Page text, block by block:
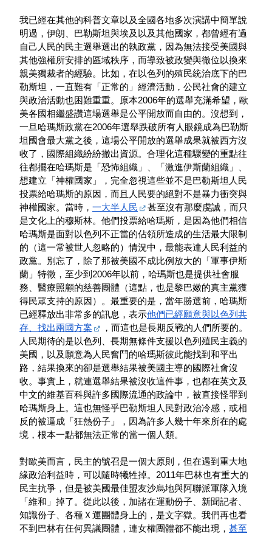
我已經在其他的科普文章以及全國各地多次演講中簡單說
明過，伊朗、巴勒斯坦與埃及以及其他國家，都曾經有過
自己人民的民主選舉選出的執政黨，因為無法接受美國與
其他強權所安排的區域秩序，而導致被政變與徹位以換來
親美獨裁者的經驗。比如，在以色列的殖民統治底下的巴
勒斯坦，一直難有「正常的」經濟活動，公民社會的建立
與政治活動也困難重重。原本2006年的選舉充滿希望，歐
美各國相繼盛讚這場選舉是公平開放而自由的。沒想到，
一旦哈瑪斯政黨在2006年選舉跌破所有人眼鏡成為巴勒斯
坦國會最大黨之後，這場公平開放的選舉成果就被西方沒
收了，國際組織紛紛撤出資源。合理化這種驟變的重點往
往都擺在哈瑪斯是「恐怖組織」、「激進伊斯蘭組織」、
想建立「神權國家」，完全忽視這些並不是巴勒斯坦人民
投票給哈瑪斯的原因，而且人民要的絕對不是暴力衝突與
神權國家。當時， 一大半人民
甚至沒有那麼虔誠，而只
是文化上的穆斯林。他們投票給哈瑪斯，是因為他們相信
哈瑪斯是面對以色列不正當的佔領所造成的生活最大限制
的（這一常被世人忽略的）情況中，最能表達人民利益的
政黨。別忘了，除了那被美國不成比例放大的「軍事伊斯
蘭」特徵，至少到2006年以前，哈瑪斯也是提供社會服
務、醫療照顧的慈善團體（這點，也是黎巴嫩的真主黨獲
得民眾支持的原因）。最重要的是，當年勝選前，哈瑪斯
已經釋放出非常多的訊息，表示他們已經願意與以色列共
存、找出兩國方案
，而這也是長期反戰的人們所要的。
人民期待的是以色列、長期無條件支援以色列殖民主義的
美國，以及願意為人民奮鬥的哈瑪斯彼此能找到和平出
路，結果換來的卻是選舉結果被美國主導的國際社會沒
收。事實上，就連選舉結果被沒收這件事，也都在英文及
中文的維基百科與許多國際流通的政論中，被直接怪罪到
哈瑪斯身上。這也無怪乎巴勒斯坦人民對政治冷感，或相
反的被逼成「狂熱份子」，因為許多人幾十年來所在的處
境，根本一點都無法正常的當一個人類。
對歐美而言，民主的號召是一個大原則，但在遇到重大地
緣政治利益時，可以隨時犧牲掉。2011年巴林也有重大的
民主抗爭，但是被美國最佳盟友沙烏地與阿聯派軍隊入境
「維和」掉了。從此以後，加諸在運動份子、新聞記者、
知識份子、各種Ｘ運團體身上的，是文字獄。我們再也看
不到巴林有任何異議團體，連女權團體都不能出現， 甚至